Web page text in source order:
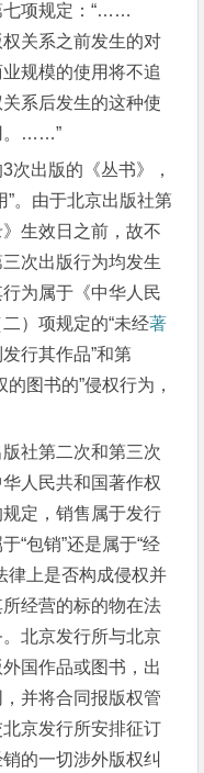
项规定：“……
权关系之前发生的对
规模的使用将不追
系后发生的这种使
。……”
出版的《丛书》，
”。由于北京出版社第
生效日之前，故不
次出版行为均发生
为属于《中华人民
）项规定的“未经著
行其作品”和第
的图书的”侵权行为，
社第二次和第三次
人民共和国著作权
定，销售属于发行
“包销”还是属于“经
律上是否构成侵权并
经营的标的物在法
北京发行所与北京
国作品或图书，出
并将合同报版权管
京发行所安排征订
的一切涉外版权纠